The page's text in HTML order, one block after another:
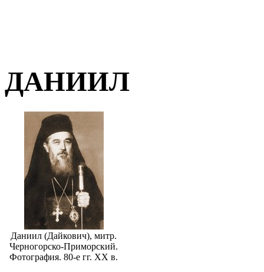
ДАНИИЛ
Даниил (Дайкович), митр.
Черногорско-Приморский.
Фотография. 80-е гг. XX в.